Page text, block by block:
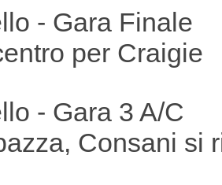
- Gara Finale
per Craigie
- Gara 3 A/C
Consani si